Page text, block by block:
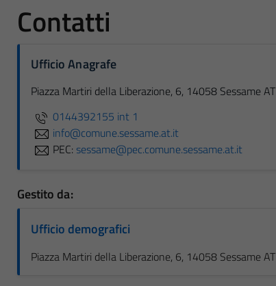
Contatti
Ufficio Anagrafe
Piazza Martiri della Liberazione, 6, 14058 Sessame AT
0144392155 int 1
info@comune.sessame.at.it
PEC: sessame@pec.comune.sessame.at.it
Gestito da:
Ufficio demografici
Piazza Martiri della Liberazione, 6, 14058 Sessame AT